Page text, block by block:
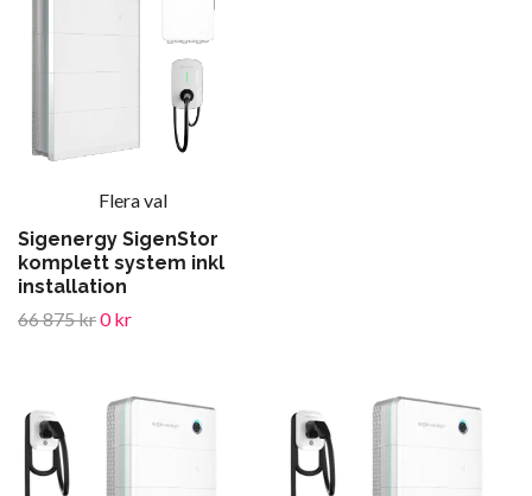
Flera val
Sigenergy SigenStor
komplett system inkl
installation
66 875 kr0 kr